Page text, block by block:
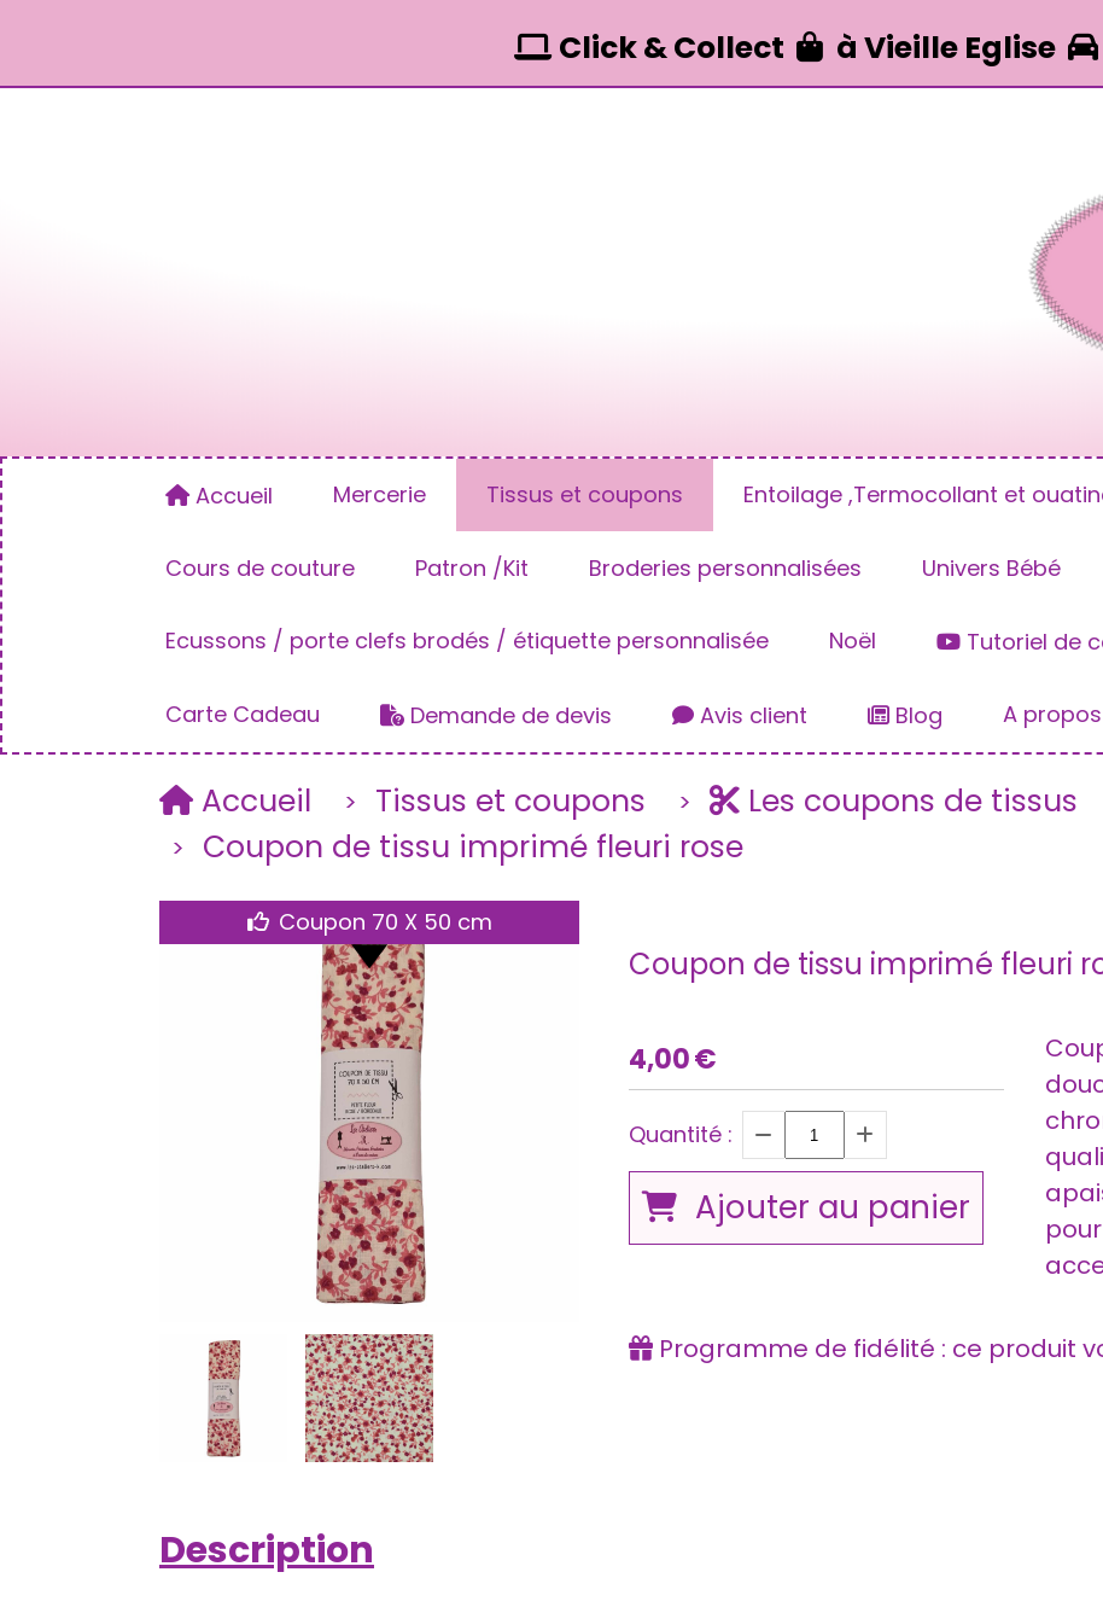
 Click & Collect  à Vieille Eglise 
Accueil Mercerie Tissus et coupons Entoilage ,Termocollant et
Cours de couture Patron /Kit Broderies personnalisées Univers Bébé
Ecussons / porte clefs brodés / étiquette personnalisée Noël Tutoriel de
Carte Cadeau Demande de devis Avis client Blog A propos
Accueil Tissus et coupons
Les coupons de tissus
Coupon de tissu imprimé fleuri rose
Coupon 70 X 50 cm
Coupon de tissu imprimé fleuri
4,00€
Quantité :
Ajouter au panier
Programme de fidélité : ce produit
Description